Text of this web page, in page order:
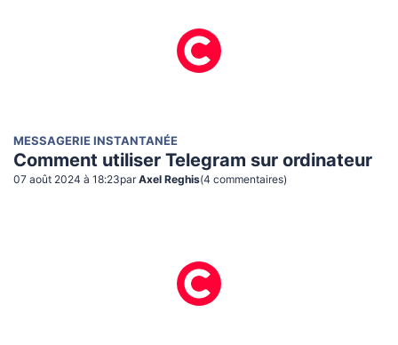
MESSAGERIE INSTANTANÉE
Comment utiliser Telegram sur ordinateur
07 août 2024 à 18:23par Axel Reghis(4 commentaires)